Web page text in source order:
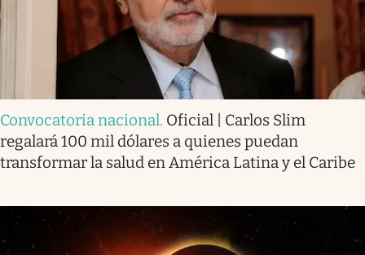
Convocatoria nacional. Oficial | Carlos Slim
regalará 100 mil dólares a quienes puedan
transformar la salud en América Latina y el Caribe